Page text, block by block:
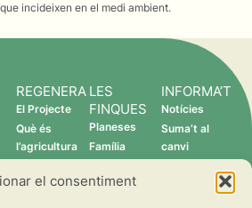
el consentiment
incideixen en el medi ambient.
REGENERA
El Projecte
Què és
l’agricultura
Qui som
LES
FINQUES
Planeses
Família
Verdcamp
INFORMA’T
Notícies
Suma’t al
canvi